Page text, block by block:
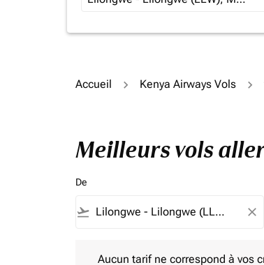
Accueil Kenya Airways Vols
Meilleurs vols
De
flight_takeoff close
Aucun tarif ne correspond à vos